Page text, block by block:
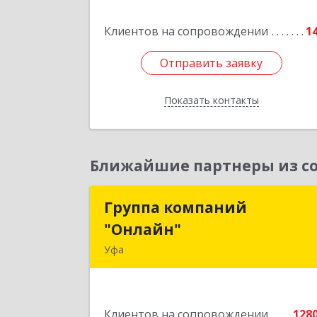
Клиентов на сопровождении
Отправить заявку
Показать контакты
Подробнее
Ближайшие партнеры из
Группа компаний
"Онлайн"
Уфа
Группа компаний